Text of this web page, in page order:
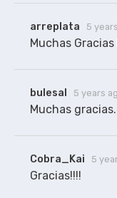
arreplata 5
Muchas Gracias
bulesal 5 years
Muchas gracias.
Cobra_Kai 5
Gracias!!!!